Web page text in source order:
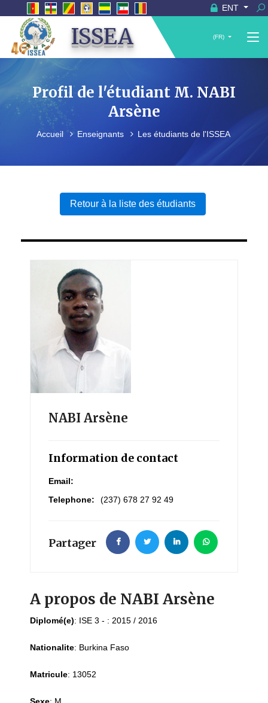
ENT
ISSEA (FR)
Profil de l'étudiant M. NABI
Arsène
Accueil Enseignants Les étudiants de l'ISSEA
Retour à la liste des étudiants
NABI Arsène
Information de contact
Email:
Telephone:
(237) 678 27 92 49
Partager
A propos de NABI Arsène
Diplomé(e): ISE 3 - : 2015 / 2016
Nationalite: Burkina Faso
Matricule: 13052